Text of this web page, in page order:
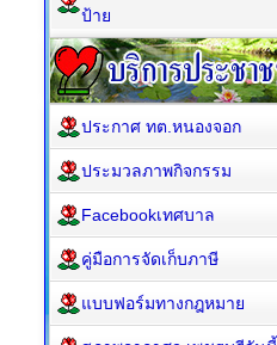
ป้าย
ประกาศ ทต.หนองจอก
ประมวลภาพกิจกรรม
Facebookเทศบาล
คู่มือการจัดเก็บภาษี
แบบฟอร์มทางกฎหมาย